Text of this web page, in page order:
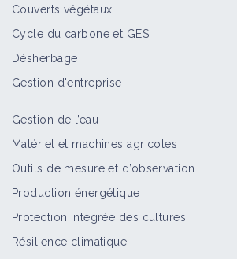
Mosaïque énation
Bioagresseur
Couverts végétaux
Cycle du carbone et GES
Désherbage
Gestion d'entreprise
Gestion de l’eau
Matériel et machines agricoles
Outils de mesure et d’observation
Production énergétique
Protection intégrée des cultures
Résilience climatique